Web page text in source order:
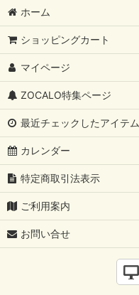
ホーム
ショッピングカート
マイページ
ZOCALO特集ページ
最近チェックしたアイテム
カレンダー
特定商取引法表示
ご利用案内
お問い合せ